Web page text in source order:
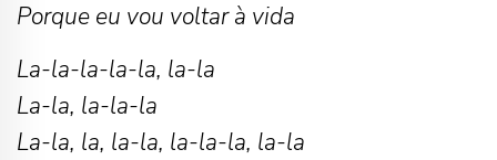
Porque eu vou voltar à vida
La-la-la-la-la, la-la
La-la, la-la-la
La-la, la, la-la, la-la-la, la-la